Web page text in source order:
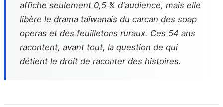
affiche seulement 0,5 % d'audience, mais elle
libère le drama taïwanais du carcan des soap
operas et des feuilletons ruraux. Ces 54 ans
racontent, avant tout, la question de qui
détient le droit de raconter des histoires.